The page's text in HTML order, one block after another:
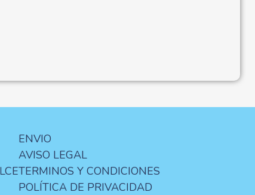
ENVIO
AVISO LEGAL
TERMINOS Y CONDICIONES
POLÍTICA DE PRIVACIDAD